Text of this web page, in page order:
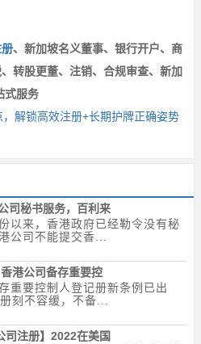
、新加坡名义董事、银行开户、商
转股更董、注销、合规审查、新加
式服务
解锁高效注册+长期护牌正确姿势
司秘书服务，百利来
以来，香港政府已经勒令没有秘
公司不能提交香...
香港公司备存重要控
重要控制人登记册新条例已出
刻不容缓，不备...
司注册】2022在美国